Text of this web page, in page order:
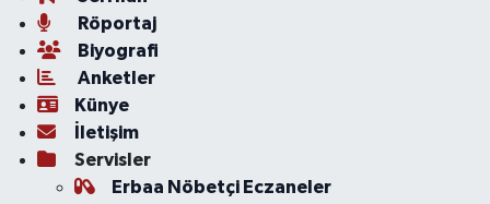
Röportaj
Biyografi
Anketler
Künye
İletişim
Servisler
Erbaa Nöbetçi Eczaneler